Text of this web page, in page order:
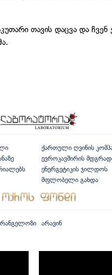
თავის დაცვა და ჩვენ
ქართული ღვინის
ევროკავშირის
ენერგეტიკის ჯილდოს
მფლობელი გახდა
არავინ